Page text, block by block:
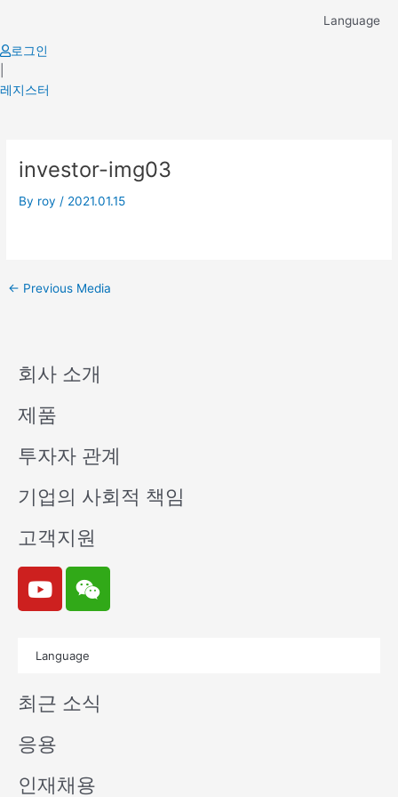
content
Language
로그인
레지스터
investor-img03
By roy / 2021.01.15
navigation
← Previous Media
회사 소개
제품
투자자 관계
기업의 사회적 책임
고객지원
Y
o
u
e
W
e
i
n
Language
최근 소식
응용
인재채용